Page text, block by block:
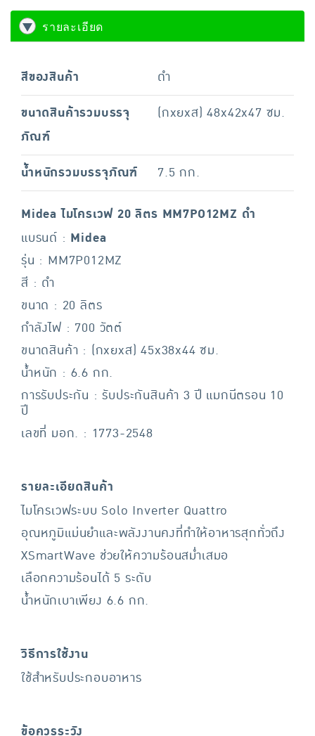
รายละเอียด
สีของสินค้า
ดำ
ขนาดสินค้ารวมบรรจุ
ภัณฑ์
(กxยxส) 48x42x47 ซม.
น้ำหนักรวมบรรจุภัณฑ์ 7.5 กก.
Midea ไมโครเวฟ 20 ลิตร MM7PO12MZ ดำ
แบรนด์ : Midea
รุ่น : MM7P012MZ
สี : ดำ
ขนาด : 20 ลิตร
กำลังไฟ : 700 วัตต์
ขนาดสินค้า : (กxยxส) 45x38x44 ซม.
น้ำหนัก : 6.6 กก.
การรับประกัน : รับประกันสินค้า 3 ปี แมกนีตรอน 10
ปี
เลขที่ มอก. : 1773-2548
รายละเอียดสินค้า
ไมโครเวฟระบบ Solo Inverter Quattro
อุณหภูมิแม่นยำและพลังงานคงที่ทำให้อาหารสุกทั่วถึง
XSmartWave ช่วยให้ความร้อนสม่ำเสมอ
เลือกความร้อนได้ 5 ระดับ
น้ำหนักเบาเพียง 6.6 กก.
วิธีการใช้งาน
ใช้สำหรับประกอบอาหาร
ข้อควรระวัง